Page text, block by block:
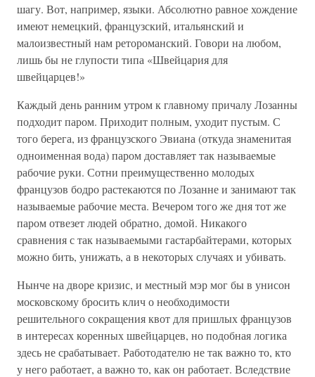
шагу. Вот, например, языки. Абсолютно равное хождение
имеют немецкий, французский, итальянский и
малоизвестный нам ретороманский. Говори на любом,
лишь бы не глупости типа «Швейцария для
швейцарцев!»
Каждый день ранним утром к главному причалу Лозанны
подходит паром. Приходит полным, уходит пустым. С
того берега, из французского Эвиана (откуда знаменитая
одноименная вода) паром доставляет так называемые
рабочие руки. Сотни преимущественно молодых
французов бодро растекаются по Лозанне и занимают так
называемые рабочие места. Вечером того же дня тот же
паром отвезет людей обратно, домой. Никакого
сравнения с так называемыми гастарбайтерами, которых
можно бить, унижать, а в некоторых случаях и убивать.
Нынче на дворе кризис, и местный мэр мог бы в унисон
московскому бросить клич о необходимости
решительного сокращения квот для пришлых французов
в интересах коренных швейцарцев, но подобная логика
здесь не срабатывает. Работодателю не так важно то, кто
у него работает, а важно то, как он работает. Вследствие